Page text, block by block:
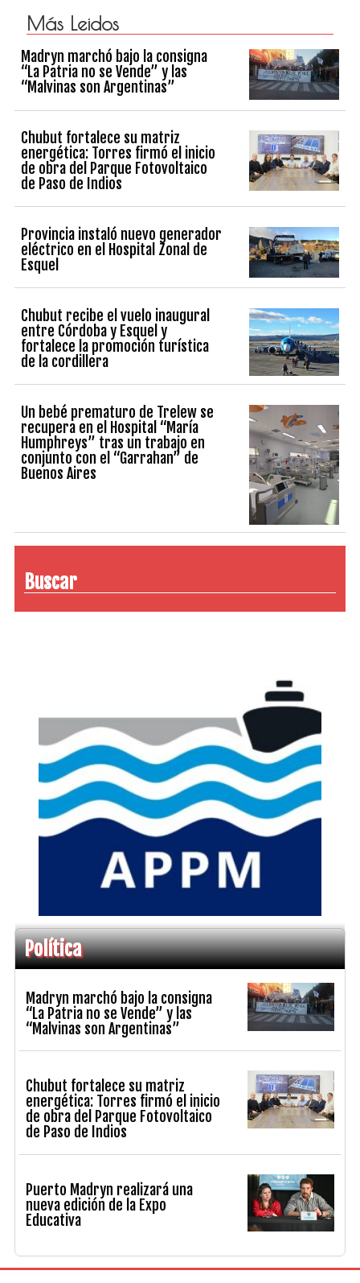
Más Leidos
Madryn marchó bajo la consigna
“La Patria no se Vende” y las
“Malvinas son Argentinas”
Chubut fortalece su matriz
energética: Torres firmó el inicio
de obra del Parque Fotovoltaico
de Paso de Indios
Provincia instaló nuevo generador
eléctrico en el Hospital Zonal de
Esquel
Chubut recibe el vuelo inaugural
entre Córdoba y Esquel y
fortalece la promoción turística
de la cordillera
Un bebé prematuro de Trelew se
recupera en el Hospital “María
Humphreys” tras un trabajo en
conjunto con el “Garrahan” de
Buenos Aires
Buscar
Política
Madryn marchó bajo la consigna
“La Patria no se Vende” y las
“Malvinas son Argentinas”
Chubut fortalece su matriz
energética: Torres firmó el inicio
de obra del Parque Fotovoltaico
de Paso de Indios
Puerto Madryn realizará una
nueva edición de la Expo
Educativa